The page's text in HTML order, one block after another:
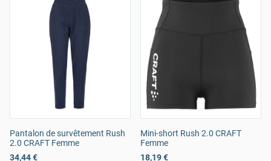
Pantalon de survêtement Rush
2.0 CRAFT Femme
34,44 €
Mini-short Rush 2.0 CRAFT
Femme
18,19 €